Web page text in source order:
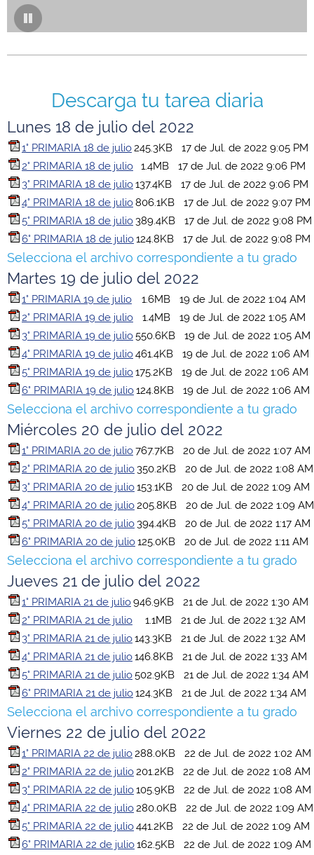
Descarga tu tarea diaria
Lunes 18 de julio del 2022
1° PRIMARIA 18 de julio245.3KB
17 de Jul. de 2022 9:05 PM
2° PRIMARIA 18 de julio
1.4MB
17 de Jul. de 2022 9:06 PM
3° PRIMARIA 18 de julio137.4KB
17 de Jul. de 2022 9:06 PM
4° PRIMARIA 18 de julio806.1KB
17 de Jul. de 2022 9:07 PM
5° PRIMARIA 18 de julio 389.4KB
17 de Jul. de 2022 9:08 PM
6° PRIMARIA 18 de julio124.8KB 17 de Jul. de 2022 9:08 PM
Selecciona el archivo correspondiente a tu grado
Martes 19 de julio del 2022
1° PRIMARIA 19 de julio 1.6MB
19 de Jul. de 2022 1:04 AM
2° PRIMARIA 19 de julio
1.4MB
19 de Jul. de 2022 1:05 AM
3° PRIMARIA 19 de julio550.6KB
19 de Jul. de 2022 1:05 AM
4° PRIMARIA 19 de julio461.4KB
19 de Jul. de 2022 1:06 AM
5° PRIMARIA 19 de julio175.2KB
19 de Jul. de 2022 1:06 AM
6° PRIMARIA 19 de julio124.8KB 19 de Jul. de 2022 1:06 AM
Selecciona el archivo correspondiente a tu grado
Miércoles 20 de julio del 2022
1° PRIMARIA 20 de julio767.7KB
20 de Jul. de 2022 1:07 AM
2° PRIMARIA 20 de julio 350.2KB
20 de Jul. de 2022 1:08 AM
3° PRIMARIA 20 de julio153.1KB
20 de Jul. de 2022 1:09 AM
4° PRIMARIA 20 de julio205.8KB
20 de Jul. de 2022 1:09 AM
5° PRIMARIA 20 de julio 394.4KB
20 de Jul. de 2022 1:17 AM
6° PRIMARIA 20 de julio125.0KB 20 de Jul. de 2022 1:11 AM
Selecciona el archivo correspondiente a tu grado
Jueves 21 de julio del 2022
1° PRIMARIA 21 de julio946.9KB
21 de Jul. de 2022 1:30 AM
2° PRIMARIA 21 de julio
1.1MB
21 de Jul. de 2022 1:32 AM
3° PRIMARIA 21 de julio143.3KB
21 de Jul. de 2022 1:32 AM
4° PRIMARIA 21 de julio146.8KB
21 de Jul. de 2022 1:33 AM
5° PRIMARIA 21 de julio502.9KB
21 de Jul. de 2022 1:34 AM
6° PRIMARIA 21 de julio124.3KB 21 de Jul. de 2022 1:34 AM
Selecciona el archivo correspondiente a tu grado
Viernes 22 de julio del 2022
1° PRIMARIA 22 de julio288.0KB
22 de Jul. de 2022 1:02 AM
2° PRIMARIA 22 de julio201.2KB
22 de Jul. de 2022 1:08 AM
3° PRIMARIA 22 de julio105.9KB
22 de Jul. de 2022 1:08 AM
4° PRIMARIA 22 de julio280.0KB
22 de Jul. de 2022 1:09 AM
5° PRIMARIA 22 de julio441.2KB
22 de Jul. de 2022 1:09 AM
6° PRIMARIA 22 de julio162.5KB 22 de Jul. de 2022 1:09 AM